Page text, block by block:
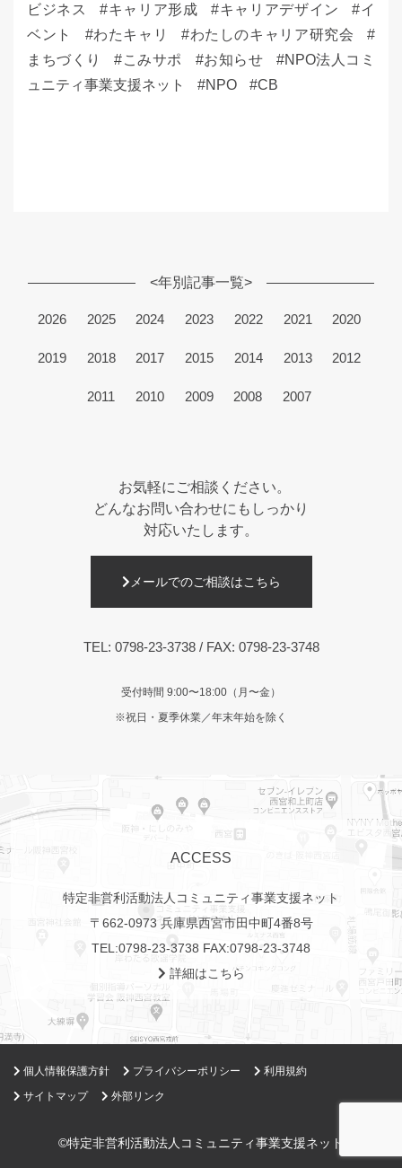
ビジネス
キャリア形成 キャリアデザイン
イ
ベント
わたキャリ
わたしのキャリア研究会
まちづくり
こみサポ お知らせ
NPO法人コミ
ュニティ事業支援ネット
NPO CB
<年別記事一覧>
2026 2025 2024 2023 2022 2021 2020
2019 2018 2017 2015 2014 2013 2012
2011 2010 2009 2008 2007
お気軽にご相談ください。
どんなお問い合わせにもしっかり
対応いたします。
メールでのご相談はこちら
TEL: 0798-23-3738/ FAX: 0798-23-3748
受付時間 9:00〜18:00（月〜金）
※祝日・夏季休業／年末年始を除く
ACCESS
特定非営利活動法人コミュニティ事業支援ネット
〒662-0973 兵庫県西宮市田中町4番8号
TEL:0798-23-3738 FAX:0798-23-3748
詳細はこちら
個人情報保護方針 プライバシーポリシー
利用規約
サイトマップ
外部リンク
©特定非営利活動法人コミュニティ事業支援ネット